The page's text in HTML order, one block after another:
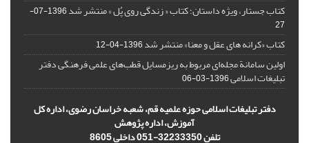
کتاب جستار، ویژه داستان؛ کتاب « زندگی روی پُل » منتشر شد
1396-07-
27
کتاب «کرانه های عقل و معنا» منتشر شد1396-04-12
اولین سامانة مجله‌ای مربوط به ریزمسایل‌ قطب‌های علمی فرهنگی دفتر
تبلیغات اسلامی1396-03-06
دفتر تبلیغات اسلامی حوزه علمیه قم، شعبه خراسان رضوی، اداره کل
آموزش، اداره پژوهش
تلفن 32233350-051 داخلی 8605